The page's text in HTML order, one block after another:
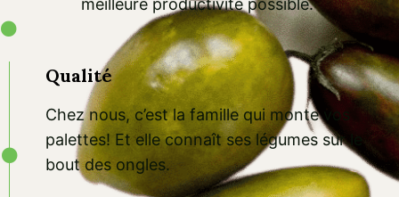
meilleure productivité possible.
Qualité
Chez nous, c’est la famille qui monte vos
palettes! Et elle connaît ses légumes sur le
bout des ongles.